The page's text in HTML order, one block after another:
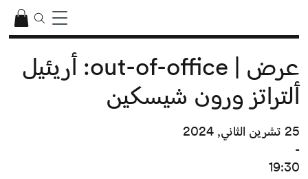
عرض | out-of-office: أريئيل
ألتراتز ورون شيسكين
25 تشرين الثاني, 2024
-
19:30